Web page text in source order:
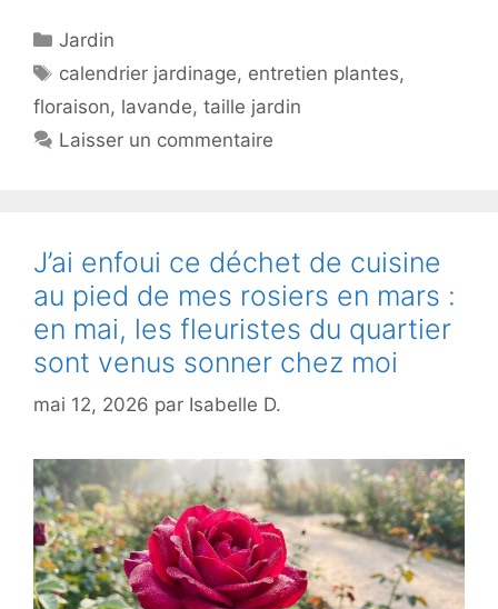
Catégories
Jardin
Étiquettes
calendrier jardinage, entretien plantes,
floraison, lavande, taille jardin
Laisser un commentaire
J’ai enfoui ce déchet de cuisine
au pied de mes rosiers en mars :
en mai, les fleuristes du quartier
sont venus sonner chez moi
mai 12, 2026 par Isabelle D.